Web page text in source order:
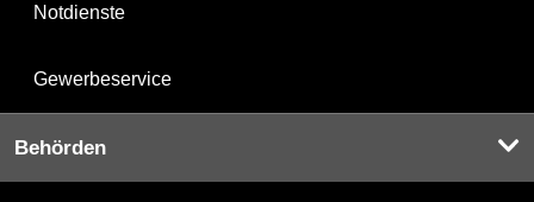
Notdienste
Gewerbeservice
Behörden